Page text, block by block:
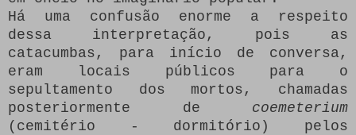
Há uma confusão enorme a respeito
dessa interpretação, pois as
catacumbas, para início de conversa,
eram locais públicos para o
sepultamento dos mortos, chamadas
posteriormente de coemeterium
(cemitério - dormitório) pelos